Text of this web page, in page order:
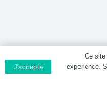
Ce site
expérience.
J'accepte